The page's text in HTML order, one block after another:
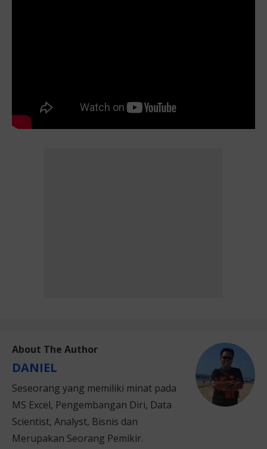
About The Author
DANIEL
Seseorang yang memiliki minat pada
MS Excel, Pengembangan Diri, Data
Scientist, Analyst, Bisnis dan
Merupakan Seorang Pemikir.